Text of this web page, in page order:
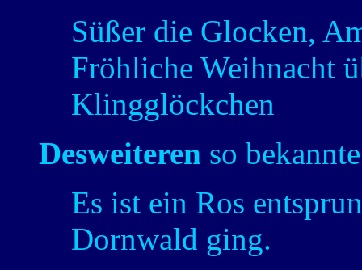
Süßer die Glocken,
Fröhliche Weihnacht
Klingglöckchen
Desweiteren so
Es ist ein Ros
Dornwald ging.